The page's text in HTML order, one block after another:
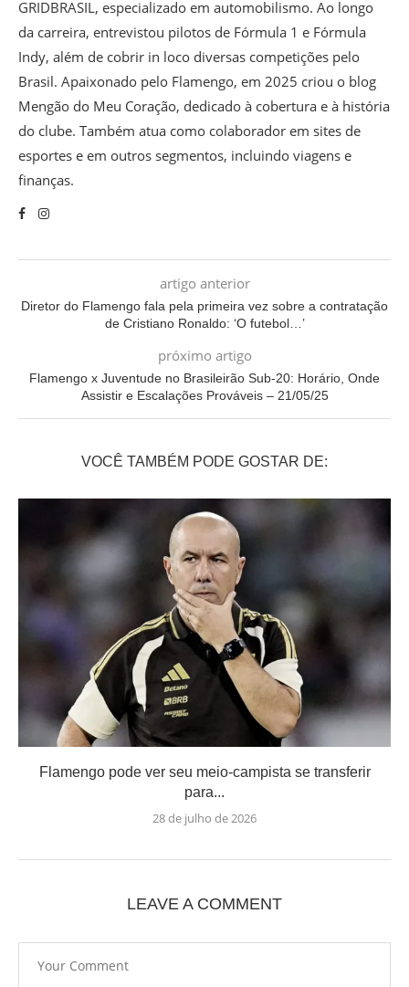
GRIDBRASIL, especializado em automobilismo. Ao longo
da carreira, entrevistou pilotos de Fórmula 1 e Fórmula
Indy, além de cobrir in loco diversas competições pelo
Brasil. Apaixonado pelo Flamengo, em 2025 criou o blog
Mengão do Meu Coração, dedicado à cobertura e à história
do clube. Também atua como colaborador em sites de
esportes e em outros segmentos, incluindo viagens e
finanças.
artigo anterior
Diretor do Flamengo fala pela primeira vez sobre a contratação
de Cristiano Ronaldo: ‘O futebol…’
próximo artigo
Flamengo x Juventude no Brasileirão Sub-20: Horário, Onde
Assistir e Escalações Prováveis – 21/05/25
VOCÊ TAMBÉM PODE GOSTAR DE:
Flamengo pode ver seu meio-campista se transferir
para...
28 de julho de 2026
LEAVE A COMMENT